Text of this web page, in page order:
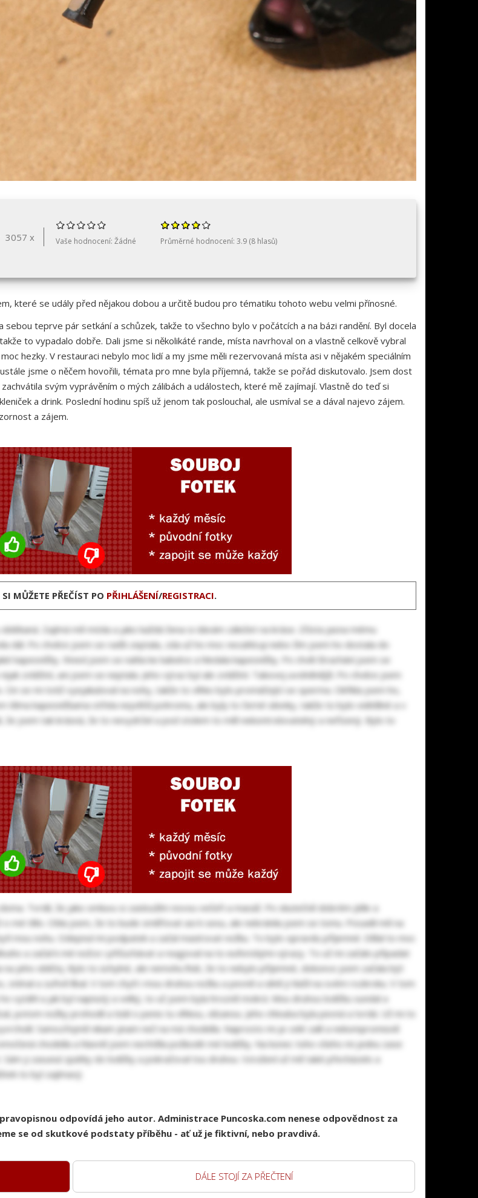
3057 x Vaše hodnocení: Žádné Průměrné hodnocení: 3.9 (8 hlasů)
které se udály před nějakou dobou a určitě budou pro tématiku tohoto webu velmi přínosné.
teprve pár setkání a schůzek, takže to všechno bylo v počátcích a na bázi randění. Byl docela
to vypadalo dobře. Dali jsme si několikáté rande, místa navrhoval on a vlastně celkově vybral
hezky. V restauraci nebylo moc lidí a my jsme měli rezervovaná místa asi v nějakém speciálním
jsme o něčem hovořili, témata pro mne byla příjemná, takže se pořád diskutovalo. Jsem dost
svým vyprávěním o mých zálibách a událostech, které mě zajímají. Vlastně do teď si
a drink. Poslední hodinu spíš už jenom tak poslouchal, ale usmíval se a dával najevo zájem.
a zájem.
MŮŽETE PŘEČÍST PO PŘIHLÁŠENÍ/REGISTRACI.
Zajímá mě móda a jako každá žena si dávám záležet na kráse. Zčista jasna mému
dál. Po chvilce jsem se radši zeptala, zda už ho moc nezahlcuji nebo čím jsem ho dostala do
kapesníčky. Ihned jsem se nahla ke kabelce a hledala kapesníčky. Po chvíli štrachání jsem se
zvláštní, ani jsem se neptala. Jeho výraz byl ale zvláštní. Takovej uvolněnější. Po chvilce jsem
On se mi totiž vyejakuloval na nohy, takže to vlhko bylo promáčející se sperma. Okřikla jsem ho,
kapesníčkama otřela největší pohromu, ale byly to černé silonky, takže to bylo viditělné a v
že jsem tak krásná, že to nevydržel a pod stolem to měl nekontrolovatelný a neřízený. Bylo to
Tvrdil, že jako omluvu si zasloužím novou večeři a masáž. Po skutečně dobrém jídle a
mé tělo. Cítila jsem, že to bude směřovat asi k sexu, ale nebránila jsem se tomu. Posadil mě na
mou nohu. Odepnul mi podpatek a začal masírovat nožku. To bylo opravdu příjemné. Dělal to moc
a začal k mé nožce i přičuchávat a reagoval na to euforickými výrazy. To už mi začalo připadat
jeho obličej. Bylo to úchylné, ale nemohu lhát, že to nebylo příjemné, dokonce jsem začala být
sténal a zuřivě líbal. V tom chytl i mou druhou nožku a pevně a silně ji tlačil na svém rozkroku. V tom
vytáhl a jak byl napnutý a velký, to už jsem byla hrozně mokrá. Mou druhou lodičku sundal a
potom nožky prohodil a tiskl o penis tu vlhkou, olízanou. Jeho chlouba byla pevná a tvrdá. Už mi to
Samozřejmě nikam jinam než na má chodidla. Naprosto mi je celé zalil a nekompromisně
chodidla a hlavně jsem nechtěla poškodit mé lodičky. Na konec toho všeho mi jednu zase
ji zasunul zpátky do lodičky a pokračoval tou druhou. Vzrušení už mě také přecházelo a
to byl zajímavý.
odpovídá jeho autor. Administrace Puncoska.com nenese odpovědnost za
se od skutkové podstaty příběhu - ať už je fiktivní, nebo pravdivá.
DÁLE STOJÍ ZA PŘEČTENÍ